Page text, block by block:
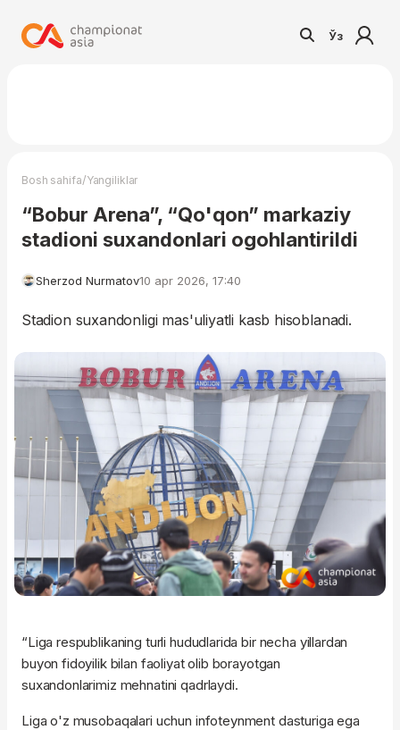
Ўз
Bosh sahifa/Yangiliklar
“Bobur Arena”, “Qo'qon” markaziy
stadioni suxandonlari ogohlantirildi
Sherzod Nurmatov10 apr 2026, 17:40
Stadion suxandonligi mas'uliyatli kasb hisoblanadi.
“Liga respublikaning turli hududlarida bir necha yillardan
buyon fidoyilik bilan faoliyat olib borayotgan
suxandonlarimiz mehnatini qadrlaydi.
Liga o'z musobaqalari uchun infoteynment dasturiga ega